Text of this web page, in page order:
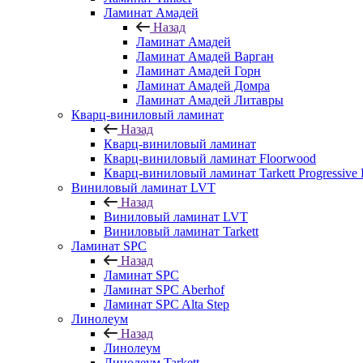
Ламинат Амадей
Назад
Ламинат Амадей
Ламинат Амадей Варган
Ламинат Амадей Горн
Ламинат Амадей Домра
Ламинат Амадей Литавры
Кварц-виниловый ламинат
Назад
Кварц-виниловый ламинат
Кварц-виниловый ламинат Floorwood
Кварц-виниловый ламинат Tarkett Progressive
Виниловый ламинат LVT
Назад
Виниловый ламинат LVT
Виниловый ламинат Tarkett
Ламинат SPC
Назад
Ламинат SPC
Ламинат SPC Aberhof
Ламинат SPC Alta Step
Линолеум
Назад
Линолеум